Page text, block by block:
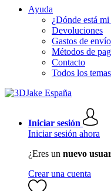
Ayuda
¿Dónde está
Devoluciones
Gastos de envío
Métodos de
Contacto
Todos los
Iniciar sesión
Iniciar sesión ahora
¿Eres un nuevo
Crear una cuenta